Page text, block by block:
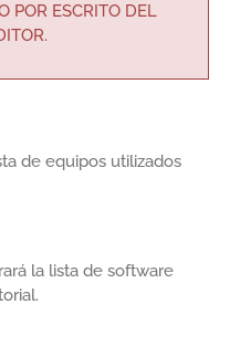
POR ESCRITO DEL
de equipos utilizados
la lista de software